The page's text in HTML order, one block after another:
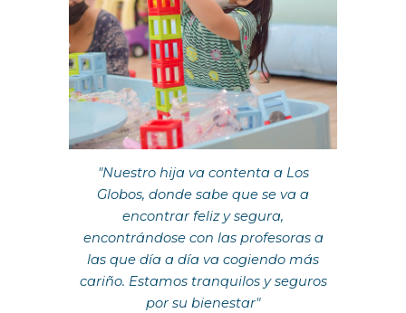
"Nuestro hija va contenta a Los
Globos, donde sabe que se va a
encontrar feliz y segura,
encontrándose con las profesoras a
las que día a día va cogiendo más
cariño. Estamos tranquilos y seguros
por su bienestar"